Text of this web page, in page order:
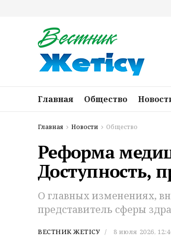
Главная Общество
Главная Новости Общество
Реформа
Доступность,
О главных изменениях,
представитель сферы
ВЕСТНИК ЖЕТІСУ 8 июля 2026,